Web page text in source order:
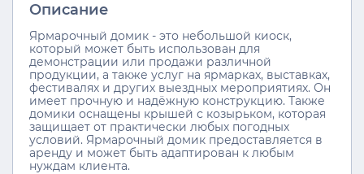
Описание
Ярмарочный домик - это небольшой киоск,
который может быть использован для
демонстрации или продажи различной
продукции, а также услуг на ярмарках, выставках,
фестивалях и других выездных мероприятиях. Он
имеет прочную и надёжную конструкцию. Также
домики оснащены крышей с козырьком, которая
защищает от практически любых погодных
условий. Ярмарочный домик предоставляется в
аренду и может быть адаптирован к любым
нуждам клиента.